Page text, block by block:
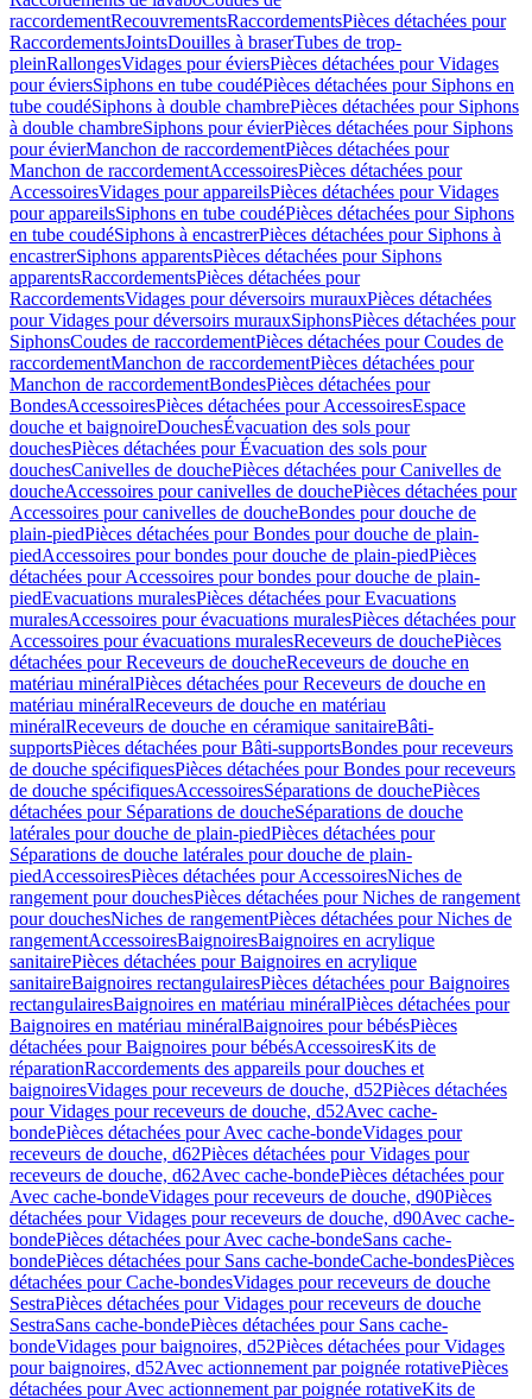
raccordementRecouvrementsRaccordementsPièces détachées pour
RaccordementsJointsDouilles à braserTubes de trop-
pleinRallongesVidages pour éviersPièces détachées pour Vidages
pour éviersSiphons en tube coudéPièces détachées pour Siphons en
tube coudéSiphons à double chambrePièces détachées pour Siphons
à double chambreSiphons pour évierPièces détachées pour Siphons
pour évierManchon de raccordementPièces détachées pour
Manchon de raccordementAccessoiresPièces détachées pour
AccessoiresVidages pour appareilsPièces détachées pour Vidages
pour appareilsSiphons en tube coudéPièces détachées pour Siphons
en tube coudéSiphons à encastrerPièces détachées pour Siphons à
encastrerSiphons apparentsPièces détachées pour Siphons
apparentsRaccordementsPièces détachées pour
RaccordementsVidages pour déversoirs murauxPièces détachées
pour Vidages pour déversoirs murauxSiphonsPièces détachées pour
SiphonsCoudes de raccordementPièces détachées pour Coudes de
raccordementManchon de raccordementPièces détachées pour
Manchon de raccordementBondesPièces détachées pour
BondesAccessoiresPièces détachées pour AccessoiresEspace
douche et baignoireDouchesÉvacuation des sols pour
douchesPièces détachées pour Évacuation des sols pour
douchesCanivelles de douchePièces détachées pour Canivelles de
doucheAccessoires pour canivelles de douchePièces détachées pour
Accessoires pour canivelles de doucheBondes pour douche de
plain-piedPièces détachées pour Bondes pour douche de plain-
piedAccessoires pour bondes pour douche de plain-piedPièces
détachées pour Accessoires pour bondes pour douche de plain-
piedEvacuations muralesPièces détachées pour Evacuations
muralesAccessoires pour évacuations muralesPièces détachées pour
Accessoires pour évacuations muralesReceveurs de douchePièces
détachées pour Receveurs de doucheReceveurs de douche en
matériau minéralPièces détachées pour Receveurs de douche en
matériau minéralReceveurs de douche en matériau
minéralReceveurs de douche en céramique sanitaireBâti-
supportsPièces détachées pour Bâti-supportsBondes pour receveurs
de douche spécifiquesPièces détachées pour Bondes pour receveurs
de douche spécifiquesAccessoiresSéparations de douchePièces
détachées pour Séparations de doucheSéparations de douche
latérales pour douche de plain-piedPièces détachées pour
Séparations de douche latérales pour douche de plain-
piedAccessoiresPièces détachées pour AccessoiresNiches de
rangement pour douchesPièces détachées pour Niches de rangement
pour douchesNiches de rangementPièces détachées pour Niches de
rangementAccessoiresBaignoiresBaignoires en acrylique
sanitairePièces détachées pour Baignoires en acrylique
sanitaireBaignoires rectangulairesPièces détachées pour Baignoires
rectangulairesBaignoires en matériau minéralPièces détachées pour
Baignoires en matériau minéralBaignoires pour bébésPièces
détachées pour Baignoires pour bébésAccessoiresKits de
réparationRaccordements des appareils pour douches et
baignoiresVidages pour receveurs de douche, d52Pièces détachées
pour Vidages pour receveurs de douche, d52Avec cache-
bondePièces détachées pour Avec cache-bondeVidages pour
receveurs de douche, d62Pièces détachées pour Vidages pour
receveurs de douche, d62Avec cache-bondePièces détachées pour
Avec cache-bondeVidages pour receveurs de douche, d90Pièces
détachées pour Vidages pour receveurs de douche, d90Avec cache-
bondePièces détachées pour Avec cache-bondeSans cache-
bondePièces détachées pour Sans cache-bondeCache-bondesPièces
détachées pour Cache-bondesVidages pour receveurs de douche
SestraPièces détachées pour Vidages pour receveurs de douche
SestraSans cache-bondePièces détachées pour Sans cache-
bondeVidages pour baignoires, d52Pièces détachées pour Vidages
pour baignoires, d52Avec actionnement par poignée rotativePièces
détachées pour Avec actionnement par poignée rotativeKits de